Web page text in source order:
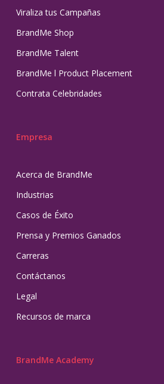
Viraliza tus Campañas
BrandMe Shop
BrandMe Talent
BrandMe l Product Placement
Contrata Celebridades
Empresa
Acerca de BrandMe
Industrias
Casos de Éxito
Prensa y Premios Ganados
Carreras
Contáctanos
Legal
Recursos de marca
BrandMe Academy